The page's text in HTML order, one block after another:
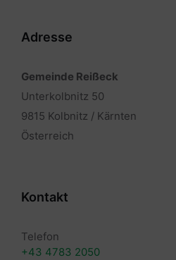
Adresse
Gemeinde Reißeck
Unterkolbnitz 50
9815 Kolbnitz / Kärnten
Österreich
Kontakt
Telefon
+43 4783 2050